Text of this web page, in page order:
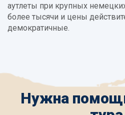
аутлеты при крупных
более тысячи и цены
демократичные.
Нужна